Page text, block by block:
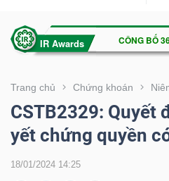
Trang chủ Chứng khoán
CSTB2329: Quyết
yết chứng quyền
18/01/2024 14:25
(-)
VIETSTOCK
CHỨNG